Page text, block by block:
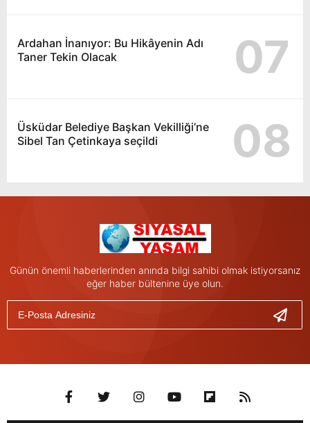
Ardahan İnanıyor: Bu Hikâyenin Adı
Taner Tekin Olacak
07
Üsküdar Belediye Başkan Vekilliği’ne
Sibel Tan Çetinkaya seçildi
08
Günün önemli haberlerinden anında bilgi sahibi olmak istiyorsanız
eğer haber bültenine üye olun.